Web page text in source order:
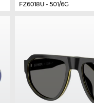
FZ6018U - 501/6G